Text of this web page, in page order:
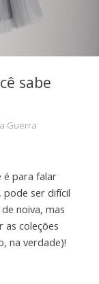
sabe
Guerra
é para falar
pode ser difícil
noiva, mas
coleções
na verdade)!